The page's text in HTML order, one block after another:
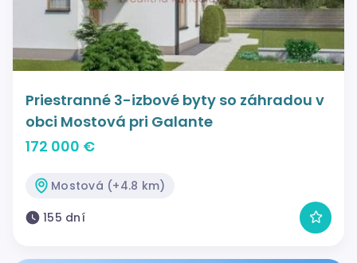
Priestranné 3-izbové byty so záhradou v
obci Mostová pri Galante
172 000 €
Mostová (+4.8 km)
155 dní